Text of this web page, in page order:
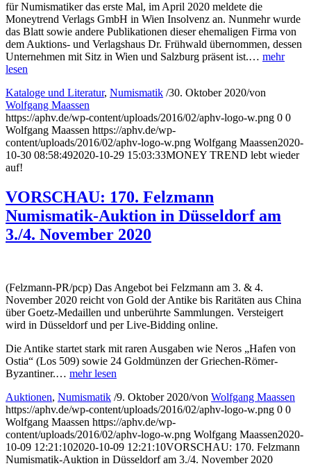
für Numismatiker das erste Mal, im April 2020 meldete die
Moneytrend Verlags GmbH in Wien Insolvenz an. Nunmehr wurde
das Blatt sowie andere Publikationen dieser ehemaligen Firma von
dem Auktions- und Verlagshaus Dr. Frühwald übernommen, dessen
Unternehmen mit Sitz in Wien und Salzburg präsent ist.… mehr
lesen
Kataloge und Literatur, Numismatik /30. Oktober 2020/von
Wolfgang Maassen
https://aphv.de/wp-content/uploads/2016/02/aphv-logo-w.png 0 0
Wolfgang Maassen https://aphv.de/wp-
content/uploads/2016/02/aphv-logo-w.png Wolfgang Maassen2020-
10-30 08:58:492020-10-29 15:03:33MONEY TREND lebt wieder
auf!
VORSCHAU: 170. Felzmann
Numismatik-Auktion in Düsseldorf am
3./4. November 2020
(Felzmann-PR/pcp) Das Angebot bei Felzmann am 3. & 4.
November 2020 reicht von Gold der Antike bis Raritäten aus China
über Goetz-Medaillen und unberührte Sammlungen. Versteigert
wird in Düsseldorf und per Live-Bidding online.
Die Antike startet stark mit raren Ausgaben wie Neros „Hafen von
Ostia“ (Los 509) sowie 24 Goldmünzen der Griechen-Römer-
Byzantiner.… mehr lesen
Auktionen, Numismatik /9. Oktober 2020/von Wolfgang Maassen
https://aphv.de/wp-content/uploads/2016/02/aphv-logo-w.png 0 0
Wolfgang Maassen https://aphv.de/wp-
content/uploads/2016/02/aphv-logo-w.png Wolfgang Maassen2020-
10-09 12:21:102020-10-09 12:21:10VORSCHAU: 170. Felzmann
Numismatik-Auktion in Düsseldorf am 3./4. November 2020